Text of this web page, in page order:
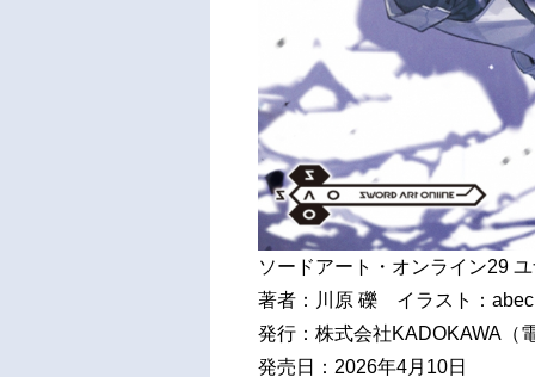
ソードアート・オンライン29
著者：川原 礫 イラスト：abec
発行：株式会社KADOKAWA（
発売日：2026年4月10日